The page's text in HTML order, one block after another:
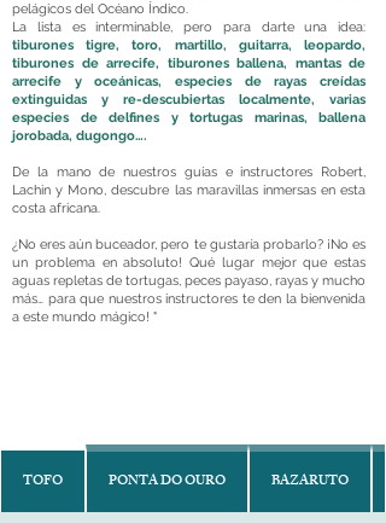
pelágicos del Océano Índico.
La lista es interminable, pero para darte una idea:
tiburones tigre, toro, martillo, guitarra, leopardo,
tiburones de arrecife, tiburones ballena, mantas de
arrecife y oceánicas, especies de rayas creídas
extinguidas y re-descubiertas localmente, varias
especies de delfines y tortugas marinas, ballena
jorobada, dugongo….
De la mano de nuestros guías e instructores Robert,
Lachin y Mono, descubre las maravillas inmersas en esta
costa africana.
¿No eres aún buceador, pero te gustaría probarlo? ¡No es
un problema en absoluto! Qué lugar mejor que estas
aguas repletas de tortugas, peces payaso, rayas y mucho
más… para que nuestros instructores te den la bienvenida
a este mundo mágico! "
TOFO PONTA DO OURO BAZARUTO